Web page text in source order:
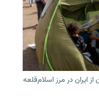
ایران در مرز اسلام‌قلعه